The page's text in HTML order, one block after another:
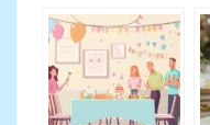
florales pour un
anniversaire 18
ans inoubliable